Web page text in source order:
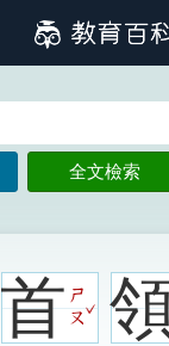
筆畫索引圖示
全文檢索
首ㄕ
ㄡ
ˇ